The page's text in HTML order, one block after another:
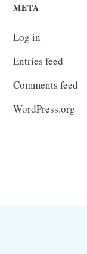
META
Log in
Entries feed
Comments feed
WordPress.org